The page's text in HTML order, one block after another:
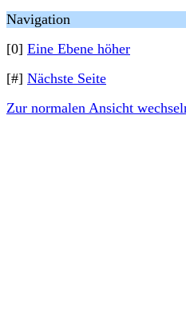
Navigation
[0] Eine Ebene höher
[#] Nächste Seite
Zur normalen Ansicht